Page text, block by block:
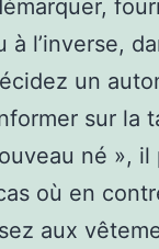
l’inverse,
un
sur la
né », il
où en
aux